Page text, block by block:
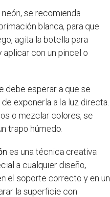
se recomienda
blanca, para que
agita la botella para
con un pincel o
debe esperar a que se
exponerla a la luz directa.
o mezclar colores, se
trapo húmedo.
es una técnica creativa
a cualquier diseño,
el soporte correcto y en un
la superficie con